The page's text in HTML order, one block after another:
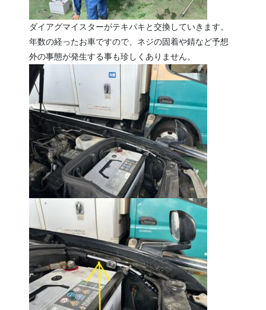
ダイアグマイスターがテキパキと交換していきます。
年数の経ったお車ですので、ネジの固着や錆など予想
外の事態が発生する事も珍しくありません。